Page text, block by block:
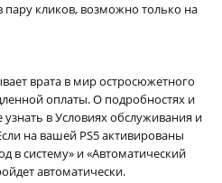
кликов, возможно только на
врата в мир остросюжетного
оплаты. О подробностях и
в Условиях обслуживания и
на вашей PS5 активированы
в систему» и «Автоматический
автоматически.